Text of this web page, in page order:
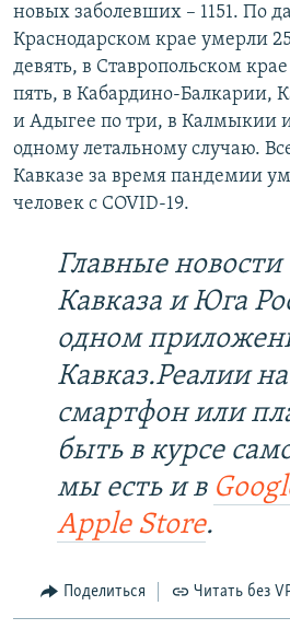
новых заболевших – 1151. По
Краснодарском крае умерли
девять, в Ставропольском
пять, в Кабардино-Балкарии,
и Адыгее по три, в Калмыкии
одному летальному случаю.
Кавказе за время пандемии
человек с COVID-19.
Главные новости
Кавказа и Юга
одном
Кавказ.Реалии
смартфон или
быть в курсе
мы есть и в
Apple Store.
Поделиться Читать без